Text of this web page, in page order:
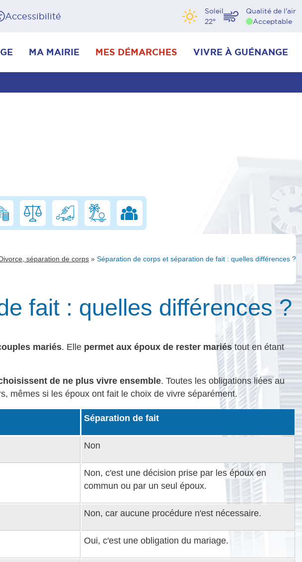
Accessibilité
Soleil
22°
Qualité de l'air
Acceptable
MA MAIRIE MES DÉMARCHES VIVRE À GUÉNANGE
séparation de corps » Séparation de corps et séparation de fait : quelles différences ?
fait : quelles différences ?
mariés. Elle permet aux époux de rester mariéstout en étant
de ne plus vivre ensemble. Toutes les obligations liées au
mêmes si les époux ont fait le choix de vivre séparément.
Séparation de fait
Non
Non, c'est une décision prise par les époux en
commun ou par un seul époux.
Non, car aucune procédure n'est nécessaire.
Oui, c'est une obligation du mariage.